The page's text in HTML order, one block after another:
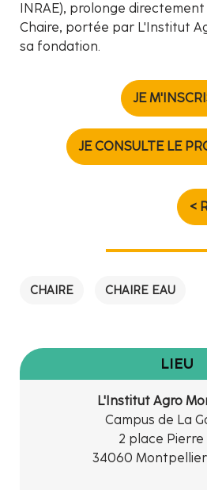
INRAE), prolonge
Chaire, portée par L'Institut
sa fondation.
JE
JE CONSULTE LE
<
CHAIRE CHAIRE EAU
LIEU
L'Institut Agro
Campus de La
2 place Pierre
34060